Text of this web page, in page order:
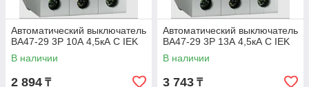
Автоматический выключатель
ВА47-29 3Р 10А 4,5кА С IEK
В наличии
2 894 ₸
Автоматический выключатель
ВА47-29 3Р 13А 4,5кА С IEK
В наличии
3 743 ₸